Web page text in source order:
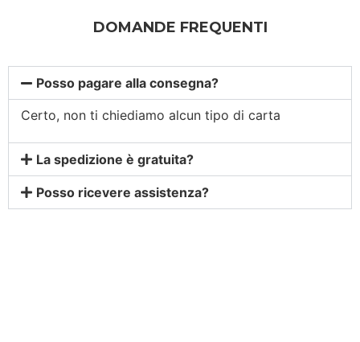
DOMANDE FREQUENTI
Posso pagare alla consegna?
Certo, non ti chiediamo alcun tipo di carta
La spedizione è gratuita?
Posso ricevere assistenza?